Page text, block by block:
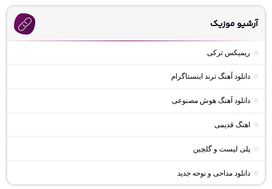
آرشیو موزیک
ریمیکس ترکی
دانلود آهنگ ترند اینستاگرام
دانلود آهنگ هوش مصنوعی
اهنگ قدیمی
پلی لیست و گلچین
دانلود مداحی و نوحه جدید